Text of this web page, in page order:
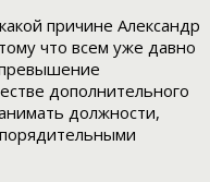
причине Александр
что всем уже давно
дополнительного
должности,